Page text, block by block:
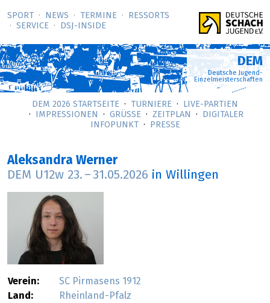
SPORT NEWS TERMINE
RESSORTS
SERVICE
DSJ-­INSIDE
DEM
Deutsche Jugend-
Einzelmeisterschaften
DEM 2026 STARTSEITE TURNIERE
LIVE-PARTIEN
IMPRESSIONEN
GRÜSSE ZEITPLAN
DIGITALER
INFOPUNKT
PRESSE
Aleksandra Werner
DEM U12w 23. – 31.05.2026 in Willingen
Verein:
SC Pirmasens 1912
Land:
Rheinland-Pfalz